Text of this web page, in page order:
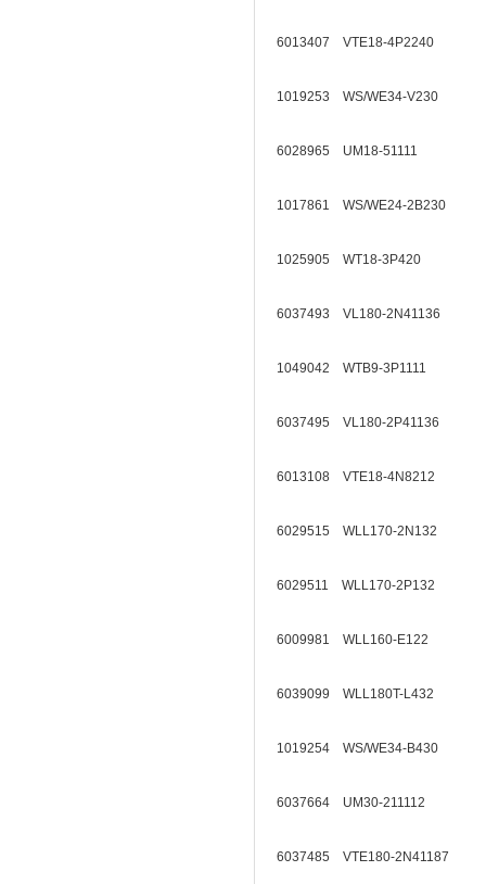
6013407 VTE18-4P2240
1019253 WS/WE34-V230
6028965 UM18-51111
1017861 WS/WE24-2B230
1025905 WT18-3P420
6037493 VL180-2N41136
1049042 WTB9-3P1111
6037495 VL180-2P41136
6013108 VTE18-4N8212
6029515 WLL170-2N132
6029511 WLL170-2P132
6009981 WLL160-E122
6039099 WLL180T-L432
1019254 WS/WE34-B430
6037664 UM30-211112
6037485 VTE180-2N41187